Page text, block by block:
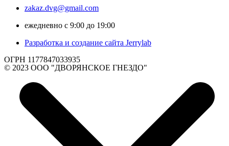
zakaz.dvg@gmail.com
ежедневно с 9:00 до 19:00
Разработка и создание сайта Jerrylab
ОГРН 1177847033935
© 2023 ООО "ДВОРЯНСКОЕ ГНЕЗДО"